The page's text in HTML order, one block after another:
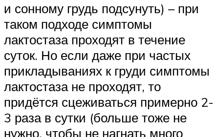
и сонному грудь подсунуть) – при
таком подходе симптомы
лактостаза проходят в течение
суток. Но если даже при частых
прикладываниях к груди симптомы
лактостаза не проходят, то
придётся сцеживаться примерно 2-
3 раза в сутки (больше тоже не
нужно, чтобы не нагнать много